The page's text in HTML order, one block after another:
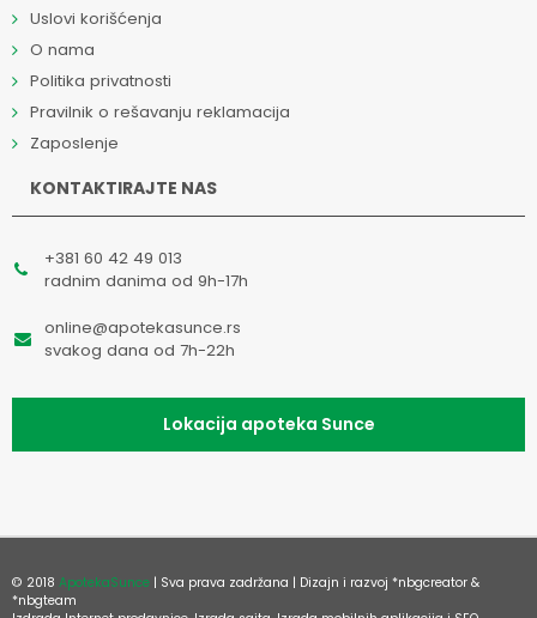
Uslovi korišćenja
O nama
Politika privatnosti
Pravilnik o rešavanju reklamacija
Zaposlenje
KONTAKTIRAJTE NAS
+381 60 42 49 013
radnim danima od 9h-17h
online@apotekasunce.rs
svakog dana od 7h-22h
Lokacija apoteka Sunce
© 2018 ApotekaSunce | Sva prava zadržana | Dizajn i razvoj *nbgcreator &
*nbgteam